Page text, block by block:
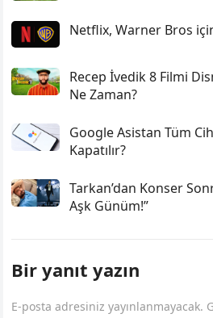
Netflix, Warner Bros
Recep İvedik 8 Filmi
Ne Zaman?
Google Asistan Tüm
Kapatılır?
Tarkan’dan Konser
Aşk Günüm!”
Bir yanıt yazın
E-posta adresiniz yayınlanmayacak.